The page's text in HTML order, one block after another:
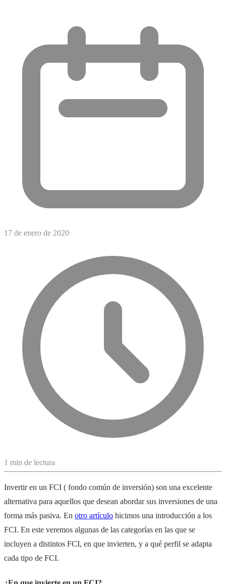
17 de enero de 2020
1 min de lectura
Invertir en un FCI ( fondo común de inversión) son una excelente
alternativa para aquellos que desean abordar sus inversiones de una
forma más pasiva. En otro artículo hicimos una introducción a los
FCI. En este veremos algunas de las categorías en las que se
incluyen a distintos FCI, en que invierten, y a qué perfil se adapta
cada tipo de FCI.